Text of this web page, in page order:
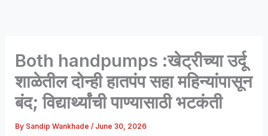
Both handpumps :खेट्रीच्या उर्दू
शाळेतील दोन्ही हातपंप सहा महिन्यांपासून
बंद; विद्यार्थ्यांची पाण्यासाठी भटकंती
By Sandip Wankhade/ June 30, 2026